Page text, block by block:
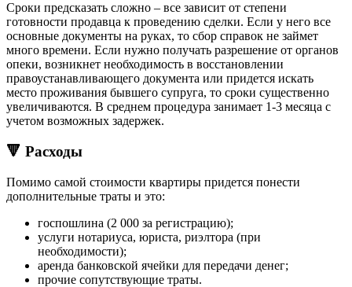
Сроки предсказать сложно – все зависит от степени
готовности продавца к проведению сделки. Если у него все
основные документы на руках, то сбор справок не займет
много времени. Если нужно получать разрешение от органов
опеки, возникнет необходимость в восстановлении
правоустанавливающего документа или придется искать
место проживания бывшего супруга, то сроки существенно
увеличиваются. В среднем процедура занимает 1-3 месяца с
учетом возможных задержек.
🔻 Расходы
Помимо самой стоимости квартиры придется понести
дополнительные траты и это:
госпошлина (2 000 за регистрацию);
услуги нотариуса, юриста, риэлтора (при
необходимости);
аренда банковской ячейки для передачи денег;
прочие сопутствующие траты.